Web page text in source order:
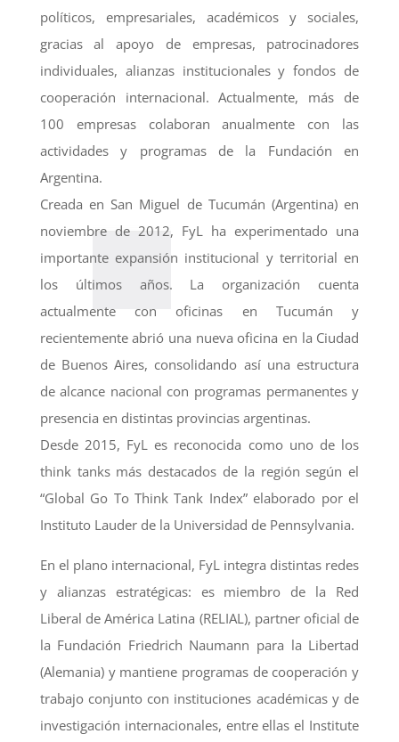
políticos, empresariales, académicos y sociales,
gracias al apoyo de empresas, patrocinadores
individuales, alianzas institucionales y fondos de
cooperación internacional. Actualmente, más de
100 empresas colaboran anualmente con las
actividades y programas de la Fundación en
Argentina.
Creada en San Miguel de Tucumán (Argentina) en
noviembre de 2012, FyL ha experimentado una
importante expansión institucional y territorial en
los últimos años. La organización cuenta
actualmente con oficinas en Tucumán y
recientemente abrió una nueva oficina en la Ciudad
de Buenos Aires, consolidando así una estructura
de alcance nacional con programas permanentes y
presencia en distintas provincias argentinas.
Desde 2015, FyL es reconocida como uno de los
think tanks más destacados de la región según el
“Global Go To Think Tank Index” elaborado por el
Instituto Lauder de la Universidad de Pennsylvania.
En el plano internacional, FyL integra distintas redes
y alianzas estratégicas: es miembro de la Red
Liberal de América Latina (RELIAL), partner oficial de
la Fundación Friedrich Naumann para la Libertad
(Alemania) y mantiene programas de cooperación y
trabajo conjunto con instituciones académicas y de
investigación internacionales, entre ellas el Institute